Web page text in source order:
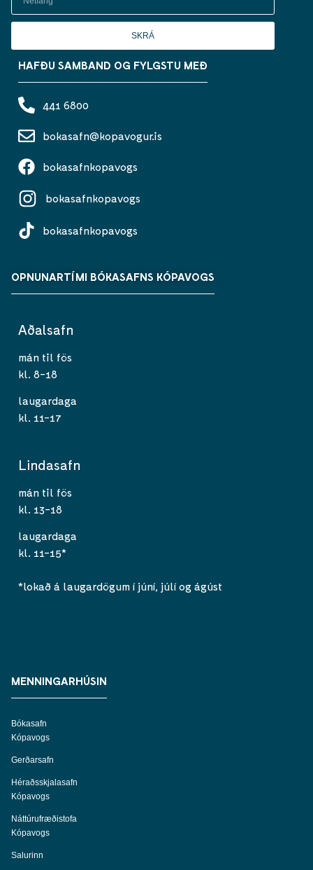
SKRÁ
HAFÐU SAMBAND OG FYLGSTU MEÐ
441 6800
bokasafn@kopavogur.is
bokasafnkopavogs
bokasafnkopavogs
bokasafnkopavogs
OPNUNARTÍMI BÓKASAFNS KÓPAVOGS
Aðalsafn
mán til fös
kl. 8-18
laugardaga
kl. 11-17
Lindasafn
mán til fös
kl. 13-18
laugardaga
kl. 11-15*
*lokað á laugardögum í júní, júlí og ágúst
MENNINGARHÚSIN
Bókasafn
Kópavogs
Gerðarsafn
Héraðsskjalasafn
Kópavogs
Náttúrufræðistofa
Kópavogs
Salurinn